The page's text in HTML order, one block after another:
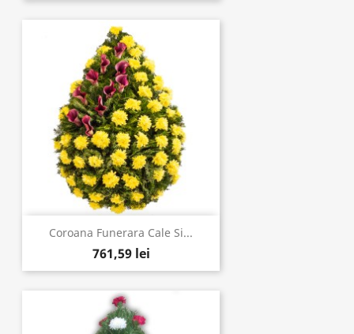
Coroana Funerara Cale Si...
761,59 lei